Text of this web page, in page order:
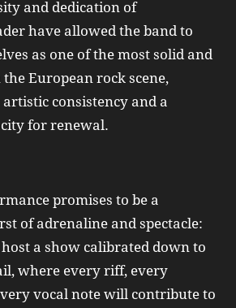
and dedication of
have allowed the band to
as one of the most solid and
European rock scene,
consistency and a
for renewal.
promises to be a
of adrenaline and spectacle:
a show calibrated down to
where every riff, every
vocal note will contribute to